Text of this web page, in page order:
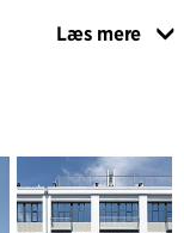
af genanvendelse
idet alle nye
af
kulturel
lever videre i en
Læs mere